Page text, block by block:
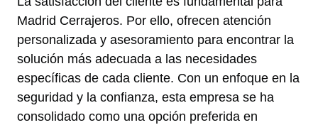
Madrid Cerrajeros. Por ello, ofrecen atención
personalizada y asesoramiento para encontrar la
solución más adecuada a las necesidades
específicas de cada cliente. Con un enfoque en la
seguridad y la confianza, esta empresa se ha
consolidado como una opción preferida en